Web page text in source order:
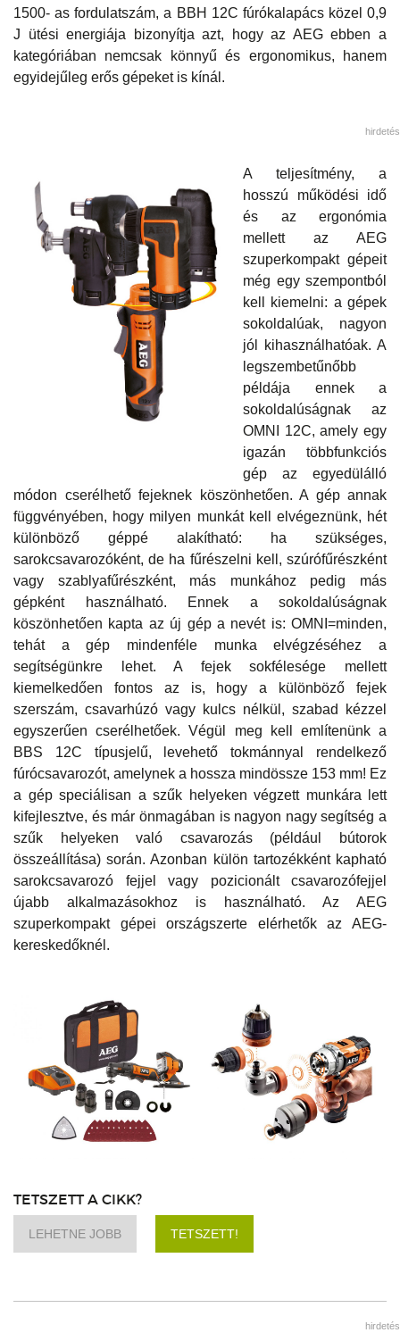
1500- as fordulatszám, a BBH 12C fúrókalapács közel 0,9
J ütési energiája bizonyítja azt, hogy az AEG ebben a
kategóriában nemcsak könnyű és ergonomikus, hanem
egyidejűleg erős gépeket is kínál.
hirdetés
A teljesítmény, a
hosszú működési idő
és az ergonómia
mellett az AEG
szuperkompakt gépeit
még egy szempontból
kell kiemelni: a gépek
sokoldalúak, nagyon
jól kihasználhatóak. A
legszembetűnőbb
példája ennek a
sokoldalúságnak az
OMNI 12C, amely egy
igazán többfunkciós
gép az egyedülálló
módon cserélhető fejeknek köszönhetően. A gép annak
függvényében, hogy milyen munkát kell elvégeznünk, hét
különböző géppé alakítható: ha szükséges,
sarokcsavarozóként, de ha fűrészelni kell, szúrófűrészként
vagy szablyafűrészként, más munkához pedig más
gépként használható. Ennek a sokoldalúságnak
köszönhetően kapta az új gép a nevét is: OMNI=minden,
tehát a gép mindenféle munka elvégzéséhez a
segítségünkre lehet. A fejek sokfélesége mellett
kiemelkedően fontos az is, hogy a különböző fejek
szerszám, csavarhúzó vagy kulcs nélkül, szabad kézzel
egyszerűen cserélhetőek. Végül meg kell említenünk a
BBS 12C típusjelű, levehető tokmánnyal rendelkező
fúrócsavarozót, amelynek a hossza mindössze 153 mm! Ez
a gép speciálisan a szűk helyeken végzett munkára lett
kifejlesztve, és már önmagában is nagyon nagy segítség a
szűk helyeken való csavarozás (például bútorok
összeállítása) során. Azonban külön tartozékként kapható
sarokcsavarozó fejjel vagy pozicionált csavarozófejjel
újabb alkalmazásokhoz is használható. Az AEG
szuperkompakt gépei országszerte elérhetők az AEG-
kereskedőknél.
TETSZETT A CIKK?
LEHETNE JOBB TETSZETT!
hirdetés